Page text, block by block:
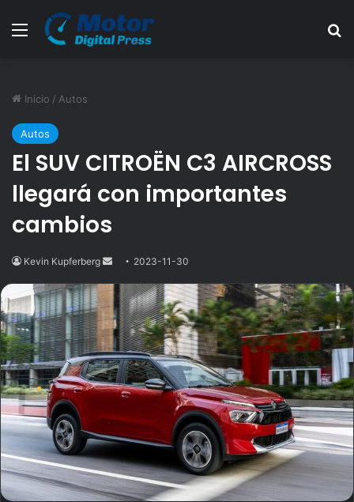
Menú
Inicio / Autos
Autos
El SUV CITROËN C3 AIRCROSS
llegará con importantes
cambios
Kevin Kupferberg
Send
email
2023-11-30